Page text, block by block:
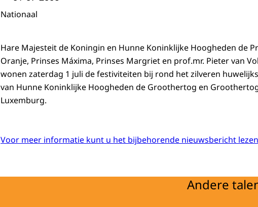
Nationaal
Hare Majesteit de Koningin en Hunne Koninklijke Hoogheden de
Oranje, Prinses Máxima, Prinses Margriet en prof.mr. Pieter van
wonen zaterdag 1 juli de festiviteiten bij rond het zilveren
van Hunne Koninklijke Hoogheden de Groothertog en
Luxemburg.
Voor meer informatie kunt u het bijbehorende nieuwsbericht lezen
Andere